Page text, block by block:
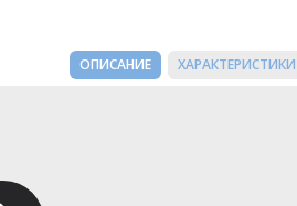
ОПИСАНИЕ ХАРАКТЕРИСТИКИ